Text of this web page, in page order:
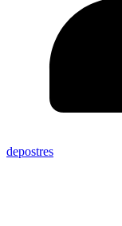
depostres